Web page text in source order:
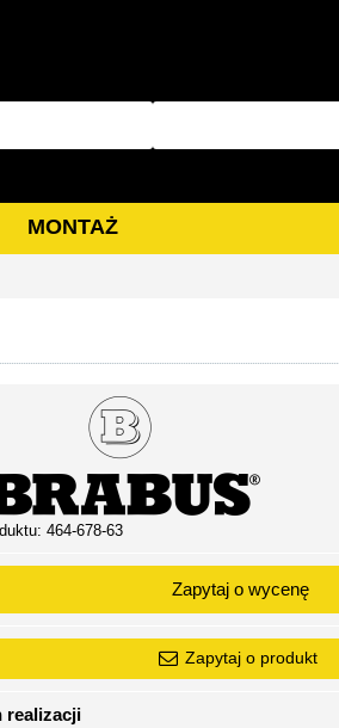
MONTAŻ
464-678-63
Zapytaj o wycenę
Zapytaj o produkt
realizacji